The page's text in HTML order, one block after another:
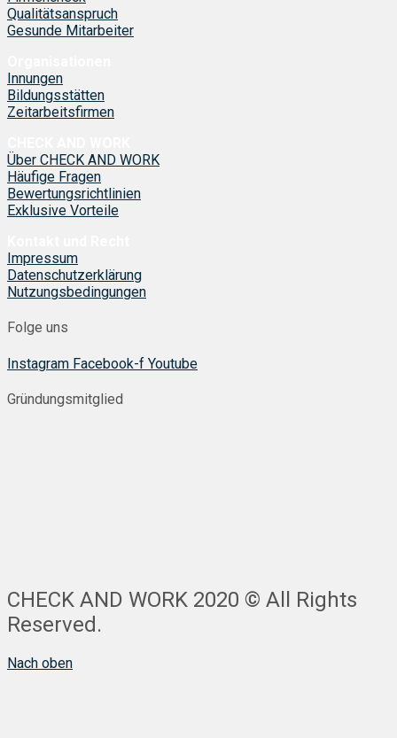
Qualitätsanspruch
Gesunde Mitarbeiter
Innungen
Bildungsstätten
Zeitarbeitsfirmen
Über CHECK AND WORK
Häufige Fragen
Bewertungsrichtlinien
Exklusive Vorteile
Impressum
Datenschutzerklärung
Nutzungsbedingungen
Folge uns
Instagram Facebook-f Youtube
Gründungsmitglied
CHECK AND WORK 2020 © All Rights
Reserved.
Nach oben